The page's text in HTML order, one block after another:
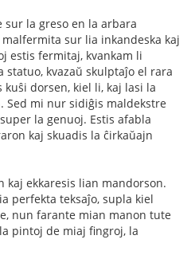
sur la greso en la arbara
sur lia inkandeska kaj
estis fermitaj, kvankam li
statuo, kvazaŭ skulptaĵo el rara
dorsen, kiel li, kaj lasi la
Sed mi nur sidiĝis maldekstre
la genuoj. Estis afabla
kaj skuadis la ĉirkaŭajn
kaj ekkaresis lian mandorson.
perfekta teksaĵo, supla kiel
nun farante mian manon tute
pintoj de miaj fingroj, la